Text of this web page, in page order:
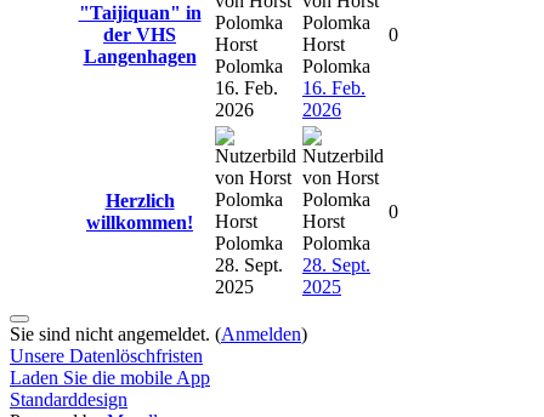
"Taijiquan" in
der VHS
Langenhagen
Horst
Polomka
16. Feb.
2026
Horst
Polomka
16. Feb.
2026
0
Herzlich
willkommen!
Horst
Polomka
28. Sept.
2025
Horst
Polomka
28. Sept.
2025
0
Sie sind nicht angemeldet. (Anmelden)
Unsere Datenlöschfristen
Laden Sie die mobile App
Standarddesign